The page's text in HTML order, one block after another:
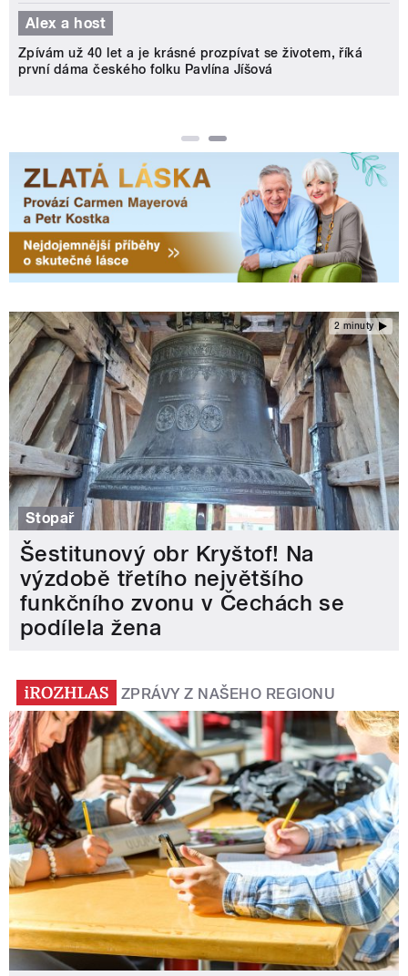
Alex a host
Zpívám už 40 let a je krásné prozpívat se životem, říká
první dáma českého folku Pavlína Jíšová
2 minuty
Stopař
Šestitunový obr Kryštof! Na
výzdobě třetího největšího
funkčního zvonu v Čechách se
podílela žena
ZPRÁVY Z NAŠEHO REGIONU